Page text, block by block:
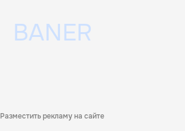
Разместить рекламу на сайте